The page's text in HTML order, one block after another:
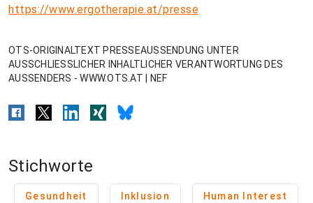
https://www.ergotherapie.at/presse
OTS-ORIGINALTEXT PRESSEAUSSENDUNG UNTER
AUSSCHLIESSLICHER INHALTLICHER VERANTWORTUNG DES
AUSSENDERS - WWW.OTS.AT | NEF
Stichworte
Gesundheit Inklusion Human Interest